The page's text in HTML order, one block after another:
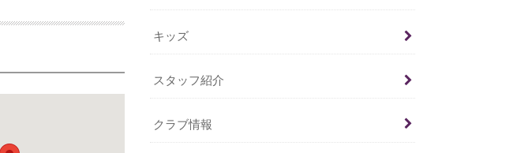
キッズ
スタッフ紹介
クラブ情報